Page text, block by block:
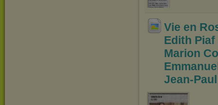
Vie en
Edith Piaf
Marion
Jean-